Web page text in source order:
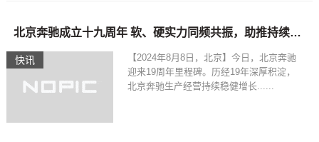
快讯
北京奔驰成立十九周年 软、硬实力同频共振，助推持续高质量发展
【2024年8月8日，北京】今日，北京奔驰
迎来19周年里程碑。历经19年深厚积淀，
北京奔驰生产经营持续稳健增长......